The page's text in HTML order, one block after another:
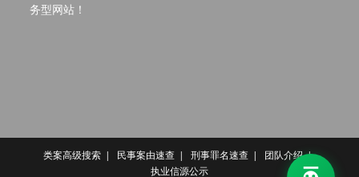
务型网站！
类案高级搜索 民事案由速查 刑事罪名速查
团队介绍
执业信源公示